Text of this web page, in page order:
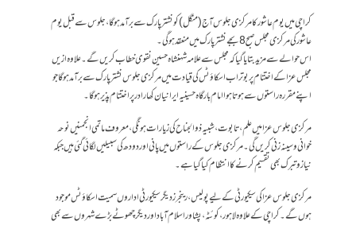
کراچی میں یوم عاشورکا مرکزی جلوس آج (منگل) کو نشترپارک سے برآمد ہوگا، جلوس سے قبل یوم
عاشور کی مرکزی مجلس صبح 8 بجے نشترپارک میں منعقد ہوگی۔
اس حوالے سے مزید بتایا گیا کہ مجلس سے علامہ شہنشاہ حسین نقوی خطاب کریں گے۔ علاوہ ازیں
مجلس عزا کے اختتام پر بوتراب اسکاؤٹس کی قیادت میں مرکزی جلوس نشتر پارک سے برآمد ہوگا جو
اپنے مقررہ راستوں سے ہوتا ہوا امام بارگاہ حسینیہ ایرانیان کھارادر پر اختتام پذیر ہوگا۔
مرکزی جلوس عزا میں علم، تابوت، شبیہ ذوالجناح کی زیارات ہونگی، معروف ماتمی انجمنیں نوحہ
خوانی و سینہ زنی کریں گی۔ مرکزی جلوس کے راستوں میں پانی اور دودھ کی سبیلیں لگائی گئی ہیں جبکہ
نیاز و تبرک بھی تقسیم کرنے کا انتظام کیا گیا ہے۔
مرکزی جلوس عزا کی سیکیورٹی کے لیے پولیس، رینجرز دیگر سیکیورٹی اداروں سمیت اسکاؤٹس موجود
ہوں گے۔ کراچی کے علاوہ لاہور، کوئٹہ، پشاور اسلام آباد اوردیگر چھوٹے بڑے شہروں سے بھی